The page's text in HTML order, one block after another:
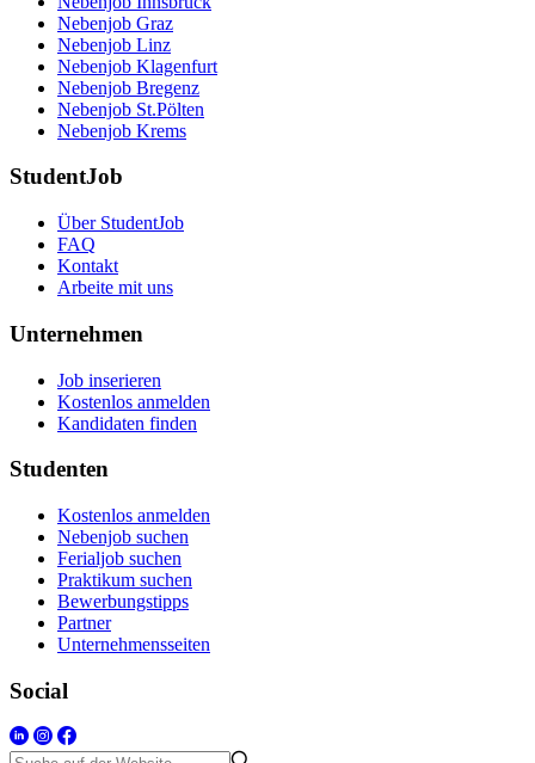
Nebenjob Graz
Nebenjob Linz
Nebenjob Klagenfurt
Nebenjob Bregenz
Nebenjob St.Pölten
Nebenjob Krems
StudentJob
Über StudentJob
FAQ
Kontakt
Arbeite mit uns
Unternehmen
Job inserieren
Kostenlos anmelden
Kandidaten finden
Studenten
Kostenlos anmelden
Nebenjob suchen
Ferialjob suchen
Praktikum suchen
Bewerbungstipps
Partner
Unternehmensseiten
Social